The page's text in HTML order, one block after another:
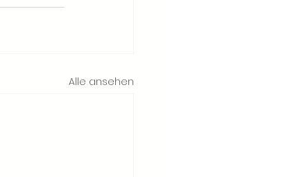
Alle ansehen